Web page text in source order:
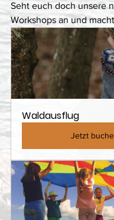
Seht euch doch unsere
Workshops an und
Waldausflug
Jetzt